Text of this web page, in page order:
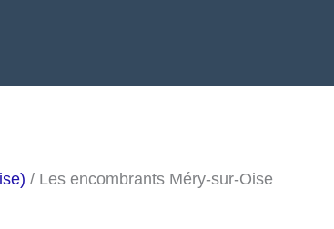
/ Les encombrants Méry-sur-Oise